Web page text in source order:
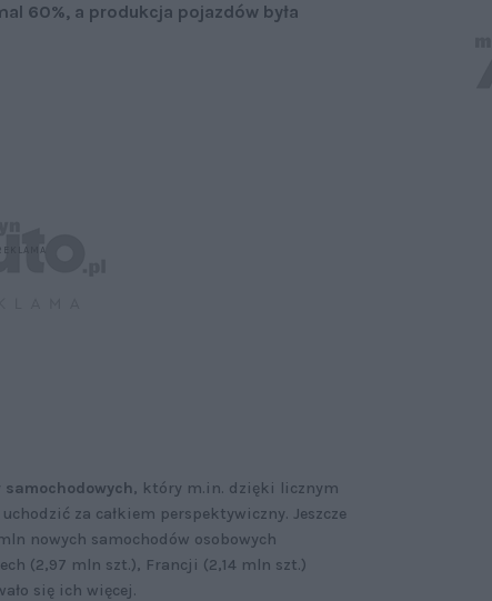
60%, a produkcja pojazdów była
samochodowych, który m.in. dzięki licznym
za całkiem perspektywiczny. Jeszcze
nowych samochodów osobowych
(2,97 mln szt.), Francji (2,14 mln szt.)
się ich więcej.